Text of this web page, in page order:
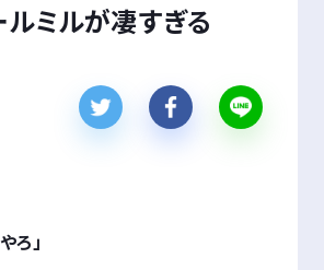
ミルが凄すぎる
ろ」